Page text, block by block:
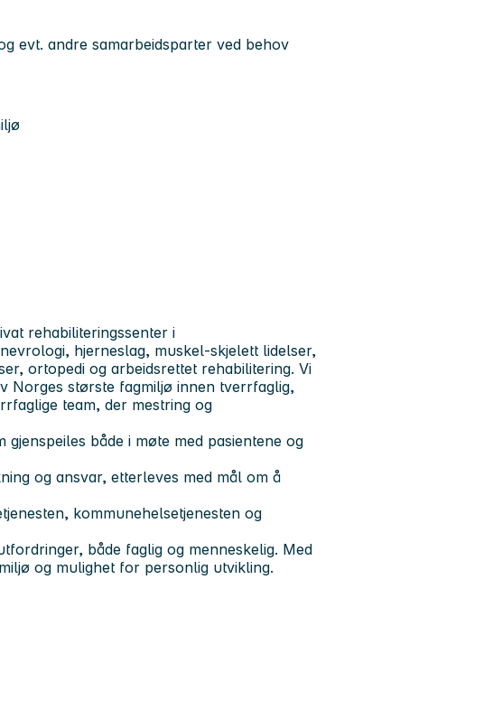
evt. andre samarbeidsparter ved behov
rehabiliteringssenter i
hjerneslag, muskel-skjelett lidelser,
ortopedi og arbeidsrettet rehabilitering. Vi
Norges største fagmiljø innen tverrfaglig,
team, der mestring og
både i møte med pasientene og
og ansvar, etterleves med mål om å
kommunehelsetjenesten og
både faglig og menneskelig. Med
og mulighet for personlig utvikling.